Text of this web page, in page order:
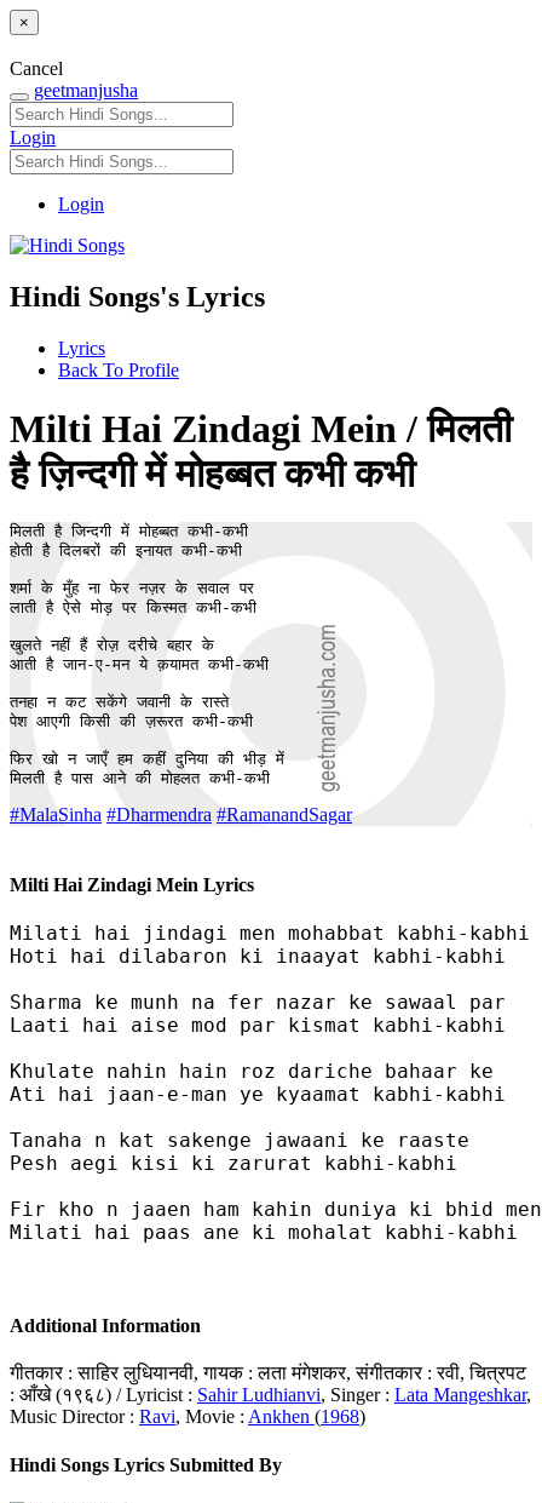
×
Cancel
geetmanjusha
Login
Login
Hindi Songs's Lyrics
Lyrics
Back To Profile
Milti Hai Zindagi Mein / मिलती
है ज़िन्दगी में मोहब्बत कभी कभी
मिलती है जिन्दगी में मोहब्बत कभी-कभी
होती है दिलबरों की इनायत कभी-कभी
शर्मा के मुँह ना फेर नज़र के सवाल पर
लाती है ऐसे मोड़ पर किस्मत कभी-कभी
खुलते नहीं हैं रोज़ दरीचे बहार के
आती है जान-ए-मन ये क़यामत कभी-कभी
तनहा न कट सकेंगे जवानी के रास्ते
पेश आएगी किसी की ज़रूरत कभी-कभी
फिर खो न जाएँ हम कहीं दुनिया की भीड़ में
मिलती है पास आने की मोहलत कभी-कभी
#MalaSinha #Dharmendra #RamanandSagar
Milti Hai Zindagi Mein Lyrics
Milati hai jindagi men mohabbat kabhi-kabhi
Hoti hai dilabaron ki inaayat kabhi-kabhi
Sharma ke munh na fer nazar ke sawaal par
Laati hai aise mod par kismat kabhi-kabhi
Khulate nahin hain roz dariche bahaar ke
Ati hai jaan-e-man ye kyaamat kabhi-kabhi
Tanaha n kat sakenge jawaani ke raaste
Pesh aegi kisi ki zarurat kabhi-kabhi
Fir kho n jaaen ham kahin duniya ki bhid men
Milati hai paas ane ki mohalat kabhi-kabhi
Additional Information
गीतकार : साहिर लुधियानवी, गायक : लता मंगेशकर, संगीतकार : रवी, चित्रपट
: आँखे (१९६८) / Lyricist : Sahir Ludhianvi, Singer : Lata Mangeshkar,
Music Director : Ravi, Movie : Ankhen (1968)
Hindi Songs Lyrics Submitted By